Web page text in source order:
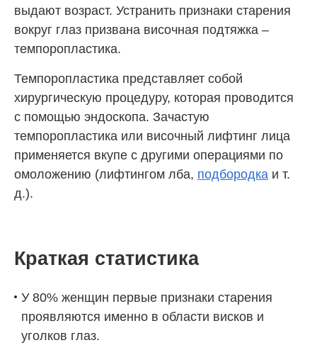
выдают возраст. Устранить признаки старения
вокруг глаз призвана височная подтяжка –
темпоропластика.
Темпоропластика представляет собой
хирургическую процедуру, которая проводится
с помощью эндоскопа. Зачастую
темпоропластика или височный лифтинг лица
применяется вкупе с другими операциями по
омоложению (лифтингом лба, подбородка и т.
д.).
Краткая статистика
У 80% женщин первые признаки старения
проявляются именно в области висков и
уголков глаз.